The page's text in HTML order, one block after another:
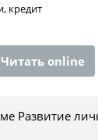
кредит
Читать online
Развитие